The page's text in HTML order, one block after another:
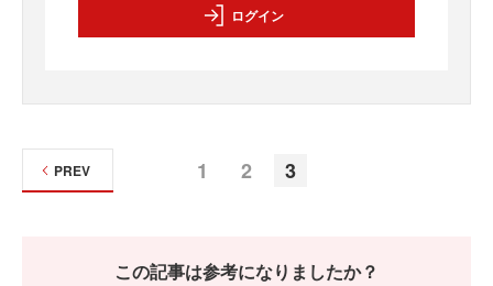
ログイン
1 2 3
PREV
この記事は参考になりましたか？